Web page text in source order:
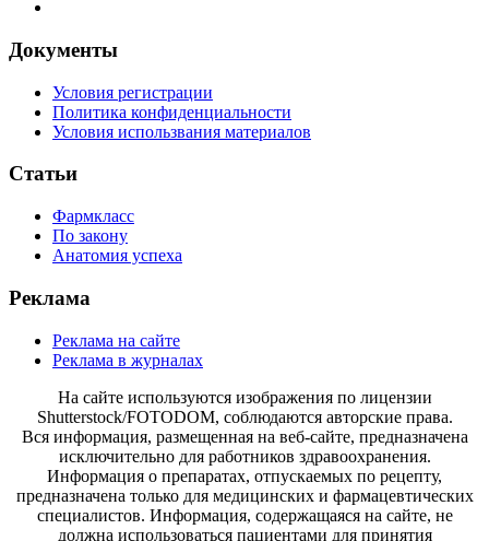
Документы
Условия регистрации
Политика конфиденциальности
Условия использвания материалов
Статьи
Фармкласс
По закону
Анатомия успеха
Реклама
Реклама на сайте
Реклама в журналах
На сайте используются изображения по лицензии
Shutterstock/FOTODOM, соблюдаются авторские права.
Вся информация, размещенная на веб-сайте, предназначена
исключительно для работников здравоохранения.
Информация о препаратах, отпускаемых по рецепту,
предназначена только для медицинских и фармацевтических
специалистов. Информация, содержащаяся на сайте, не
должна использоваться пациентами для принятия